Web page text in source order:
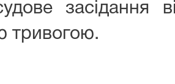
засідання
тривогою.